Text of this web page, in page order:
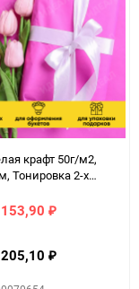
крафт 50г/м2,
Тонировка 2-х
153,90 ₽
205,10 ₽